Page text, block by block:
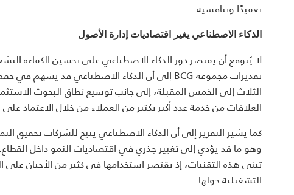
تعقيدًا وتنافسية.
الذكاء الاصطناعي يغير اقتصاديات إدارة الأصول
لا يُتوقع أن يقتصر دور الذكاء الاصطناعي على تحسين الكفاءة
الثلاث إلى الخمس المقبلة، إلى جانب توسيع نطاق البحوث
العلاقات من خدمة عدد أكبر بكثير من العملاء من خلال الاعتماد
كما يشير التقرير إلى أن الذكاء الاصطناعي يتيح للشركات تحقيق
وهو ما قد يؤدي إلى تغيير جذري في اقتصاديات النمو داخل
تبني هذه التقنيات، إذ يقتصر استخدامها في كثير من الأحيان على
التشغيلية حولها.